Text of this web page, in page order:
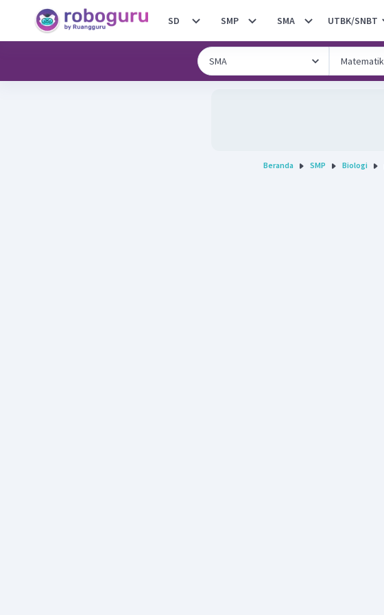
SD SMP SMA UTBK/SNBT
Beranda SMP Biologi